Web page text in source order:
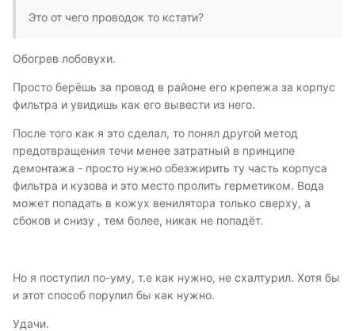
Это от чего проводок то кстати?
Обогрев лобовухи.
Просто берёшь за провод в районе его крепежа за корпус
фильтра и увидишь как его вывести из него.
После того как я это сделал, то понял другой метод
предотвращения течи менее затратный в принципе
демонтажа - просто нужно обезжирить ту часть корпуса
фильтра и кузова и это место пролить герметиком. Вода
может попадать в кожух венилятора только сверху, а
сбоков и снизу , тем более, никак не попадёт.
Но я поступил по-уму, т.е как нужно, не схалтурил. Хотя бы
и этот способ порулил бы как нужно.
Удачи.